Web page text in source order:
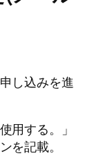
し込みを進
用する。」
を記載。